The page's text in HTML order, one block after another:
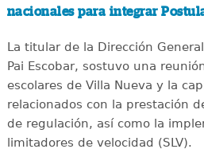
nacionales para integrar
La titular de la Dirección
Pai Escobar, sostuvo una
escolares de Villa Nueva y la
relacionados con la prestación
de regulación, así como la
limitadores de velocidad (SLV).